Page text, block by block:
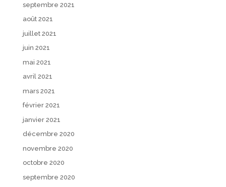
septembre 2021
août 2021
juillet 2021
juin 2021
mai 2021
avril 2021
mars 2021
février 2021
janvier 2021
décembre 2020
novembre 2020
octobre 2020
septembre 2020